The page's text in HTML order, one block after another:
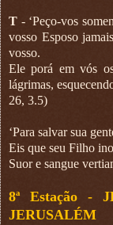
T - ‘Peço-vos
vosso Esposo
vosso.
Ele porá em vós
lágrimas,
26, 3.5)
‘Para salvar sua
Eis que seu Filho
Suor e sangue
8ª Estação -
JERUSALÉM